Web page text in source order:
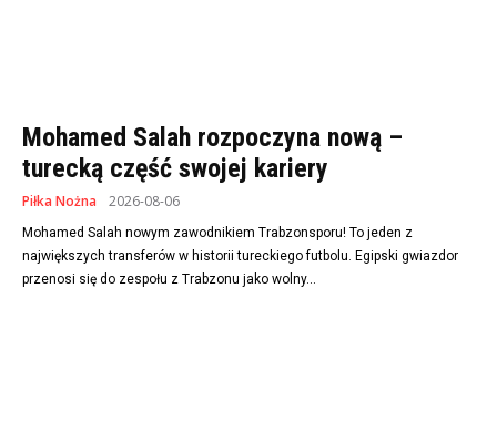
Mohamed Salah rozpoczyna nową –
turecką część swojej kariery
Piłka Nożna 2026-08-06
Mohamed Salah nowym zawodnikiem Trabzonsporu! To jeden z
największych transferów w historii tureckiego futbolu. Egipski gwiazdor
przenosi się do zespołu z Trabzonu jako wolny...